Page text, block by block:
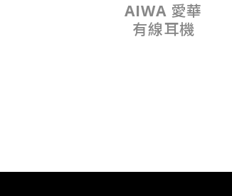
AIWA 愛華
有線耳機